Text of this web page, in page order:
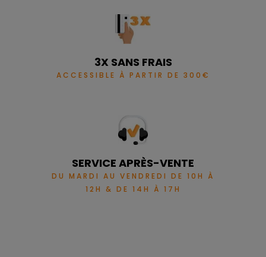
3X SANS FRAIS
ACCESSIBLE À PARTIR DE 300€
SERVICE APRÈS-VENTE
DU MARDI AU VENDREDI DE 10H À
12H & DE 14H À 17H